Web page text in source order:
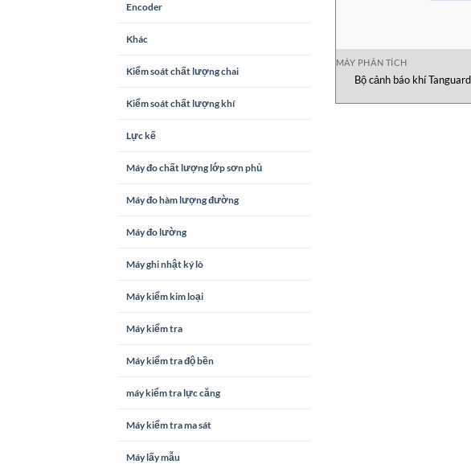
Encoder
Khác
Kiểm soát chất lượng chai
Kiểm soát chất lượng khí
Lực kế
Máy đo chất lượng lớp sơn phủ
Máy đo hàm lượng đường
Máy đo lường
Máy ghi nhật ký lò
Máy kiểm kim loại
Máy kiểm tra
Máy kiểm tra độ bền
máy kiểm tra lực căng
Máy kiểm tra ma sát
Máy lấy mẫu
MÁY PHÂN TÍCH
Bộ cảnh báo khí